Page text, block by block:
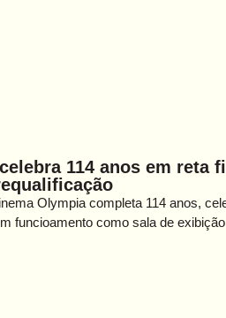
114 anos em reta
Olympia completa 114 anos,
funcioamento como sala de